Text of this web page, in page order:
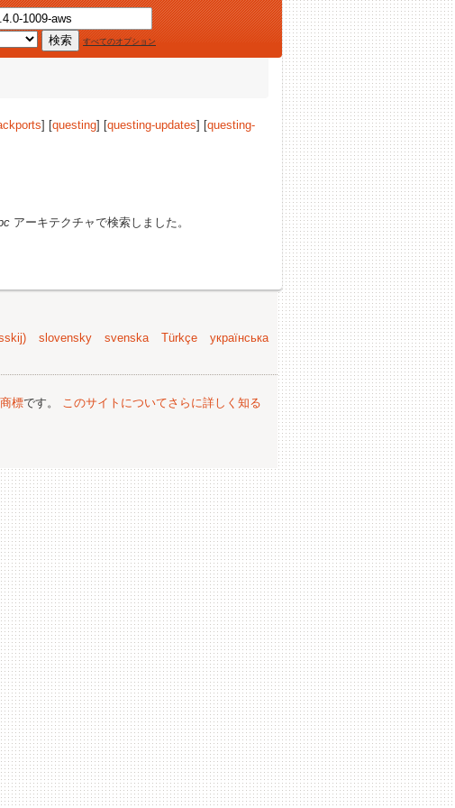
すべてのオプション
] [questing] [questing-updates] [questing-
アーキテクチャで検索しました。
slovensky svenska Türkçe
українська
標です。 このサイトについてさらに詳しく知る